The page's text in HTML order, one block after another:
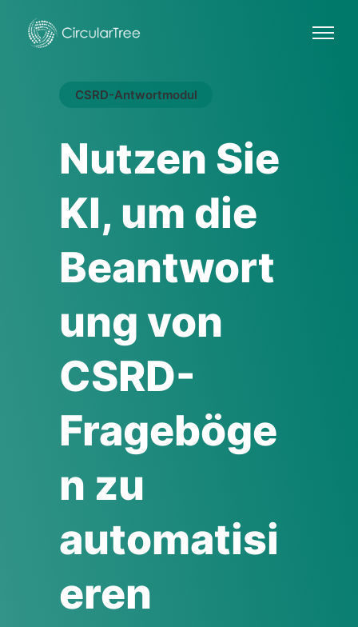
CSRD-Antwortmodul
Nutzen Sie
KI, um die
Beantwort
ung von
CSRD-
Frageböge
n zu
automatisi
eren